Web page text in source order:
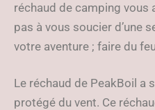
réchaud de camping vous
pas à vous soucier d’une
votre aventure ; faire du
Le réchaud de PeakBoil a
protégé du vent. Ce